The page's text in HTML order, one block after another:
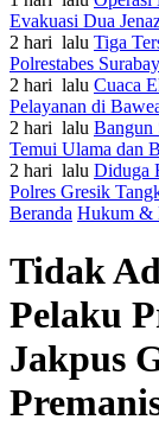
Evakuasi Dua
2 hari lalu Tiga
Polrestabes
2 hari lalu Cuaca
Pelayanan di
2 hari lalu Bangun
Temui Ulama dan
2 hari lalu Diduga
Polres Gresik
Beranda Hukum &
Tidak
Pelaku
Jakpus